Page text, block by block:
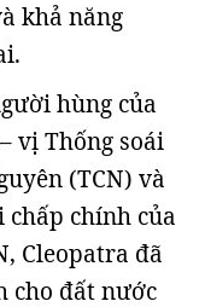
khả năng
hùng của
vị Thống soái
(TCN) và
chính của
Cleopatra đã
cho đất nước